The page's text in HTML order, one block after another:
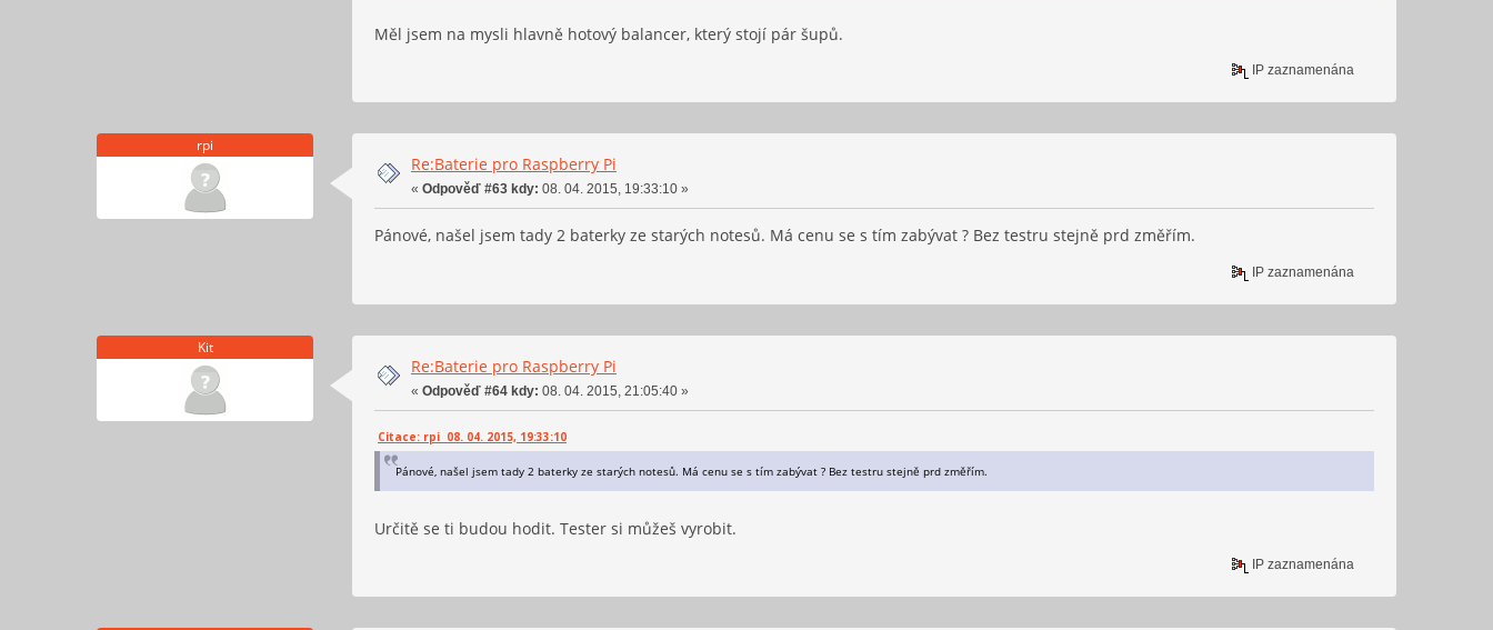
Měl jsem na mysli hlavně hotový balancer, který stojí pár šupů.
IP zaznamenána
rpi
Re:Baterie pro Raspberry Pi
« Odpověď #63 kdy: 08. 04. 2015, 19:33:10 »
Pánové, našel jsem tady 2 baterky ze starých notesů. Má cenu se s tím zabývat ? Bez testru stejně prd změřím.
IP zaznamenána
Kit
Re:Baterie pro Raspberry Pi
« Odpověď #64 kdy: 08. 04. 2015, 21:05:40 »
Citace: rpi 08. 04. 2015, 19:33:10
Pánové, našel jsem tady 2 baterky ze starých notesů. Má cenu se s tím zabývat ? Bez testru stejně prd změřím.
Určitě se ti budou hodit. Tester si můžeš vyrobit.
IP zaznamenána